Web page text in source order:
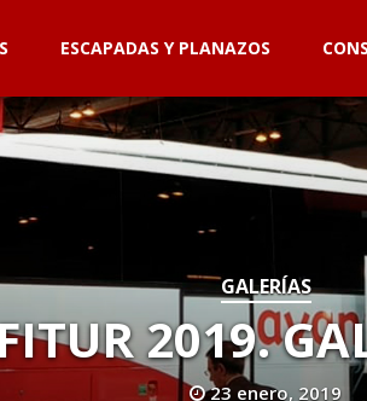
ESCAPADAS Y PLANAZOS
GALERÍAS
2019.
23 enero, 2019